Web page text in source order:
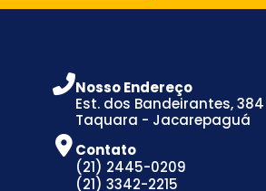
Nosso Endereço
Est. dos Bandeirantes, 384
Taquara - Jacarepaguá
Contato
(21) 2445-0209
(21) 3342-2215